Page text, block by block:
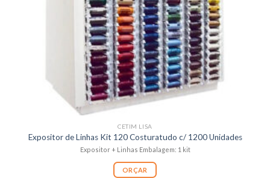
CETIM LISA
Expositor de Linhas Kit 120 Costuratudo c/ 1200 Unidades
Expositor + Linhas Embalagem: 1 kit
ORÇAR